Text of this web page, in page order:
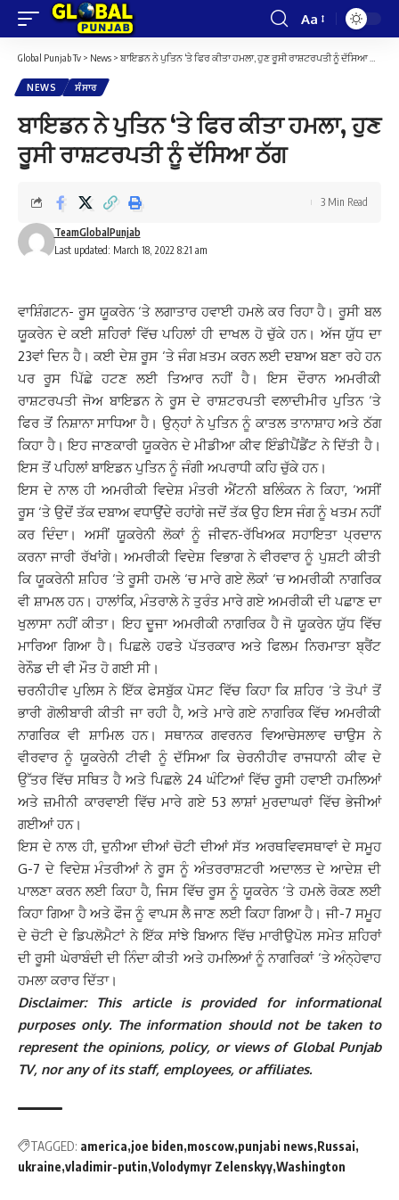
Font
Resizer
Aa
Global Punjab Tv > News > ਬਾਇਡਨ ਨੇ ਪੁਤਿਨ ‘ਤੇ ਫਿਰ ਕੀਤਾ ਹਮਲਾ, ਹੁਣ ਰੂਸੀ ਰਾਸ਼ਟਰਪਤੀ ਨੂੰ ਦੱਸਿਆ ਠੱਗ
NEWS ਸੰਸਾਰ
ਬਾਇਡਨ ਨੇ ਪੁਤਿਨ ‘ਤੇ ਫਿਰ ਕੀਤਾ ਹਮਲਾ, ਹੁਣ
ਰੂਸੀ ਰਾਸ਼ਟਰਪਤੀ ਨੂੰ ਦੱਸਿਆ ਠੱਗ
Last updated: March 18, 2022 8:21 am
TeamGlobalPunjab
3 Min Read
ਵਾਸ਼ਿੰਗਟਨ- ਰੂਸ ਯੂਕਰੇਨ ‘ਤੇ ਲਗਾਤਾਰ ਹਵਾਈ ਹਮਲੇ ਕਰ ਰਿਹਾ ਹੈ। ਰੂਸੀ ਬਲ
ਯੂਕਰੇਨ ਦੇ ਕਈ ਸ਼ਹਿਰਾਂ ਵਿੱਚ ਪਹਿਲਾਂ ਹੀ ਦਾਖਲ ਹੋ ਚੁੱਕੇ ਹਨ। ਅੱਜ ਯੁੱਧ ਦਾ
23ਵਾਂ ਦਿਨ ਹੈ। ਕਈ ਦੇਸ਼ ਰੂਸ ‘ਤੇ ਜੰਗ ਖ਼ਤਮ ਕਰਨ ਲਈ ਦਬਾਅ ਬਣਾ ਰਹੇ ਹਨ
ਪਰ ਰੂਸ ਪਿੱਛੇ ਹਟਣ ਲਈ ਤਿਆਰ ਨਹੀਂ ਹੈ। ਇਸ ਦੌਰਾਨ ਅਮਰੀਕੀ
ਰਾਸ਼ਟਰਪਤੀ ਜੋਅ ਬਾਇਡਨ ਨੇ ਰੂਸ ਦੇ ਰਾਸ਼ਟਰਪਤੀ ਵਲਾਦੀਮੀਰ ਪੁਤਿਨ ‘ਤੇ
ਫਿਰ ਤੋਂ ਨਿਸ਼ਾਨਾ ਸਾਧਿਆ ਹੈ। ਉਨ੍ਹਾਂ ਨੇ ਪੁਤਿਨ ਨੂੰ ਕਾਤਲ ਤਾਨਾਸ਼ਾਹ ਅਤੇ ਠੱਗ
ਕਿਹਾ ਹੈ। ਇਹ ਜਾਣਕਾਰੀ ਯੂਕਰੇਨ ਦੇ ਮੀਡੀਆ ਕੀਵ ਇੰਡੀਪੈਂਡੈਂਟ ਨੇ ਦਿੱਤੀ ਹੈ।
ਇਸ ਤੋਂ ਪਹਿਲਾਂ ਬਾਇਡਨ ਪੁਤਿਨ ਨੂੰ ਜੰਗੀ ਅਪਰਾਧੀ ਕਹਿ ਚੁੱਕੇ ਹਨ।
ਇਸ ਦੇ ਨਾਲ ਹੀ ਅਮਰੀਕੀ ਵਿਦੇਸ਼ ਮੰਤਰੀ ਐਂਟਨੀ ਬਲਿੰਕਨ ਨੇ ਕਿਹਾ, ‘ਅਸੀਂ
ਰੂਸ ‘ਤੇ ਉਦੋਂ ਤੱਕ ਦਬਾਅ ਵਧਾਉਂਦੇ ਰਹਾਂਗੇ ਜਦੋਂ ਤੱਕ ਉਹ ਇਸ ਜੰਗ ਨੂੰ ਖਤਮ ਨਹੀਂ
ਕਰ ਦਿੰਦਾ। ਅਸੀਂ ਯੂਕਰੇਨੀ ਲੋਕਾਂ ਨੂੰ ਜੀਵਨ-ਰੱਖਿਅਕ ਸਹਾਇਤਾ ਪ੍ਰਦਾਨ
ਕਰਨਾ ਜਾਰੀ ਰੱਖਾਂਗੇ। ਅਮਰੀਕੀ ਵਿਦੇਸ਼ ਵਿਭਾਗ ਨੇ ਵੀਰਵਾਰ ਨੂੰ ਪੁਸ਼ਟੀ ਕੀਤੀ
ਕਿ ਯੂਕਰੇਨੀ ਸ਼ਹਿਰ ‘ਤੇ ਰੂਸੀ ਹਮਲੇ ‘ਚ ਮਾਰੇ ਗਏ ਲੋਕਾਂ ‘ਚ ਅਮਰੀਕੀ ਨਾਗਰਿਕ
ਵੀ ਸ਼ਾਮਲ ਹਨ। ਹਾਲਾਂਕਿ, ਮੰਤਰਾਲੇ ਨੇ ਤੁਰੰਤ ਮਾਰੇ ਗਏ ਅਮਰੀਕੀ ਦੀ ਪਛਾਣ ਦਾ
ਖੁਲਾਸਾ ਨਹੀਂ ਕੀਤਾ। ਇਹ ਦੂਜਾ ਅਮਰੀਕੀ ਨਾਗਰਿਕ ਹੈ ਜੋ ਯੂਕਰੇਨ ਯੁੱਧ ਵਿੱਚ
ਮਾਰਿਆ ਗਿਆ ਹੈ। ਪਿਛਲੇ ਹਫਤੇ ਪੱਤਰਕਾਰ ਅਤੇ ਫਿਲਮ ਨਿਰਮਾਤਾ ਬ੍ਰੈਂਟ
ਰੇਨੌਡ ਦੀ ਵੀ ਮੌਤ ਹੋ ਗਈ ਸੀ।
ਚਰਨੀਹੀਵ ਪੁਲਿਸ ਨੇ ਇੱਕ ਫੇਸਬੁੱਕ ਪੋਸਟ ਵਿੱਚ ਕਿਹਾ ਕਿ ਸ਼ਹਿਰ ’ਤੇ ਤੋਪਾਂ ਤੋਂ
ਭਾਰੀ ਗੋਲੀਬਾਰੀ ਕੀਤੀ ਜਾ ਰਹੀ ਹੈ, ਅਤੇ ਮਾਰੇ ਗਏ ਨਾਗਰਿਕ ਵਿੱਚ ਅਮਰੀਕੀ
ਨਾਗਰਿਕ ਵੀ ਸ਼ਾਮਿਲ ਹਨ। ਸਥਾਨਕ ਗਵਰਨਰ ਵਿਆਚੇਸਲਾਵ ਚਾਉਸ ਨੇ
ਵੀਰਵਾਰ ਨੂੰ ਯੂਕਰੇਨੀ ਟੀਵੀ ਨੂੰ ਦੱਸਿਆ ਕਿ ਚੇਰਨੀਹੀਵ ਰਾਜਧਾਨੀ ਕੀਵ ਦੇ
ਉੱਤਰ ਵਿੱਚ ਸਥਿਤ ਹੈ ਅਤੇ ਪਿਛਲੇ 24 ਘੰਟਿਆਂ ਵਿੱਚ ਰੂਸੀ ਹਵਾਈ ਹਮਲਿਆਂ
ਅਤੇ ਜ਼ਮੀਨੀ ਕਾਰਵਾਈ ਵਿੱਚ ਮਾਰੇ ਗਏ 53 ਲਾਸ਼ਾਂ ਮੁਰਦਾਘਰਾਂ ਵਿੱਚ ਭੇਜੀਆਂ
ਗਈਆਂ ਹਨ।
ਇਸ ਦੇ ਨਾਲ ਹੀ, ਦੁਨੀਆ ਦੀਆਂ ਚੋਟੀ ਦੀਆਂ ਸੱਤ ਅਰਥਵਿਵਸਥਾਵਾਂ ਦੇ ਸਮੂਹ
G-7 ਦੇ ਵਿਦੇਸ਼ ਮੰਤਰੀਆਂ ਨੇ ਰੂਸ ਨੂੰ ਅੰਤਰਰਾਸ਼ਟਰੀ ਅਦਾਲਤ ਦੇ ਆਦੇਸ਼ ਦੀ
ਪਾਲਣਾ ਕਰਨ ਲਈ ਕਿਹਾ ਹੈ, ਜਿਸ ਵਿੱਚ ਰੂਸ ਨੂੰ ਯੂਕਰੇਨ ‘ਤੇ ਹਮਲੇ ਰੋਕਣ ਲਈ
ਕਿਹਾ ਗਿਆ ਹੈ ਅਤੇ ਫੌਜ ਨੂੰ ਵਾਪਸ ਲੈ ਜਾਣ ਲਈ ਕਿਹਾ ਗਿਆ ਹੈ। ਜੀ-7 ਸਮੂਹ
ਦੇ ਚੋਟੀ ਦੇ ਡਿਪਲੋਮੈਟਾਂ ਨੇ ਇੱਕ ਸਾਂਝੇ ਬਿਆਨ ਵਿੱਚ ਮਾਰੀਉਪੋਲ ਸਮੇਤ ਸ਼ਹਿਰਾਂ
ਦੀ ਰੂਸੀ ਘੇਰਾਬੰਦੀ ਦੀ ਨਿੰਦਾ ਕੀਤੀ ਅਤੇ ਹਮਲਿਆਂ ਨੂੰ ਨਾਗਰਿਕਾਂ ‘ਤੇ ਅੰਨ੍ਹੇਵਾਹ
ਹਮਲਾ ਕਰਾਰ ਦਿੱਤਾ।
Disclaimer: This article is provided for informational
purposes only. The information should not be taken to
represent the opinions, policy, or views of Global Punjab
TV, nor any of its staff, employees, or affiliates.
TAGGED: america joe biden moscow punjabi news Russai
ukraine vladimir-putin Volodymyr Zelenskyy Washington